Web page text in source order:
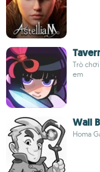
Trò
em
Wall
Homa